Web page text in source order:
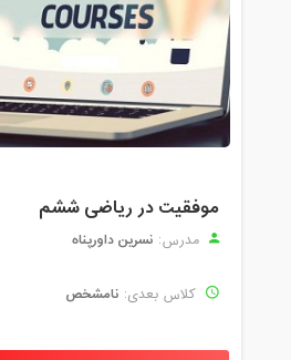
موفقیت در ریاضی ششم
مدرس: نسرین داورپناه
کلاس بعدی: نامشخص